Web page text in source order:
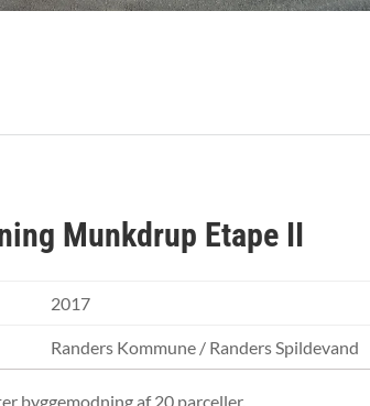
Munkdrup Etape II
2017
Randers Kommune / Randers Spildevand
byggemodning af 20 parceller.